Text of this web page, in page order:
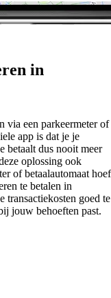
in
via een parkeermeter of
app is dat je je
betaalt dus nooit meer
oplossing ook
of betaalautomaat
te betalen in
transactiekosten goed te
jouw behoeften past.